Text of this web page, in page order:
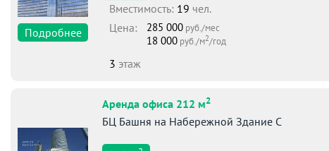
Подробнее
Вместимоcть: 19 чел.
Цена:
285 000 руб./мес
18 000 руб./м2/год
3 этаж
Аренда офиса 212 м2
БЦ Башня на Набережной Здание С